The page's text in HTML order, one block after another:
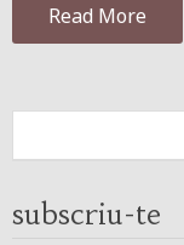
Read More
subscriu-te